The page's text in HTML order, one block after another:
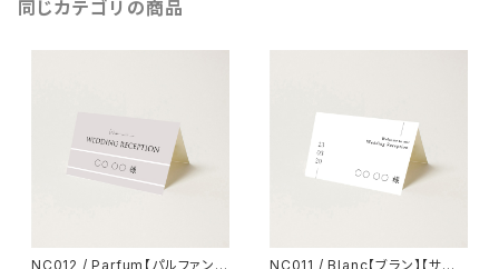
同じカテゴリの商品
NC012 / Parfum【パルファン】 NC011 / Blanc【ブラン】【サン